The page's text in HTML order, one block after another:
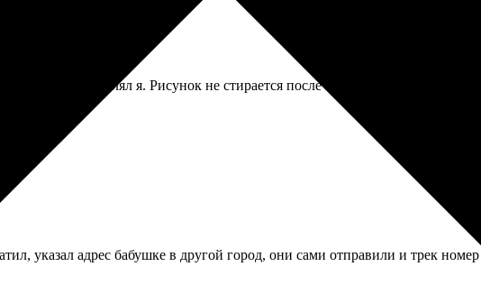
и оформлял я. Рисунок не стирается после мойки в посудомойке,
указал адрес бабушке в другой город, они сами отправили и трек